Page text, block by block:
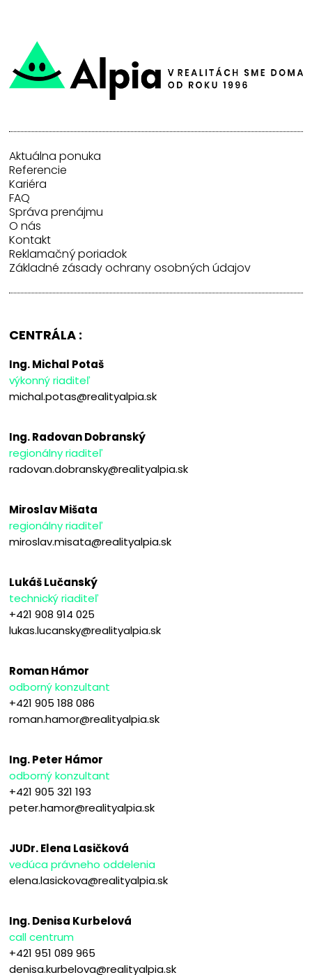
Aktuálna ponuka
Referencie
Kariéra
FAQ
Správa prenájmu
O nás
Kontakt
Reklamačný poriadok
Základné zásady ochrany osobných údajov
CENTRÁLA :
Ing. Michal Potaš
výkonný riaditeľ
michal.potas@realityalpia.sk
Ing. Radovan Dobranský
regionálny riaditeľ
radovan.dobransky@realityalpia.sk
Miroslav Mišata
regionálny riaditeľ
miroslav.misata@realityalpia.sk
Lukáš Lučanský
technický riaditeľ
+421 908 914 025
lukas.lucansky@realityalpia.sk
Roman Hámor
odborný konzultant
+421 905 188 086
roman.hamor@realityalpia.sk
Ing. Peter Hámor
odborný konzultant
+421 905 321 193
peter.hamor@realityalpia.sk
JUDr. Elena Lasičková
vedúca právneho oddelenia
elena.lasickova@realityalpia.sk
Ing. Denisa Kurbelová
call centrum
+421 951 089 965
denisa.kurbelova@realityalpia.sk